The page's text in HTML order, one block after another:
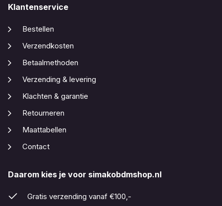
Klantenservice
Bestellen
Verzendkosten
Betaalmethoden
Verzending & levering
Klachten & garantie
Retourneren
Maattabellen
Contact
Daarom kies je voor simakobdmshop.nl
Gratis verzending vanaf €100,-